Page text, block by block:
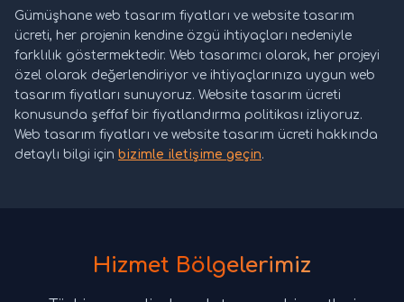
Gümüşhane web tasarım fiyatları ve website tasarım
ücreti, her projenin kendine özgü ihtiyaçları nedeniyle
farklılık göstermektedir. Web tasarımcı olarak, her projeyi
özel olarak değerlendiriyor ve ihtiyaçlarınıza uygun web
tasarım fiyatları sunuyoruz. Website tasarım ücreti
konusunda şeffaf bir fiyatlandırma politikası izliyoruz.
Web tasarım fiyatları ve website tasarım ücreti hakkında
detaylı bilgi için bizimle iletişime geçin.
Hizmet Bölgelerimiz